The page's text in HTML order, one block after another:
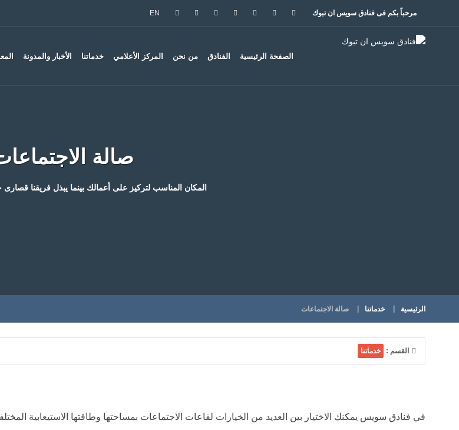
مرحباً بكم فى فنادق سويس ان تبوك EN
الصفحة الرئيسية الفنادق من نحن المركز الأعلامي خدماتنا الأخبار والمدونة
صالة
المكان المناسب لتركيز على أعمالك بينما يبذل فريقنا
الرئيسية خدماتنا صالة الاجتماعات
القسم : خدماتنا
في فنادق سويس يمكنك الاختيار بين العديد من الخيارات لقاعات الاجتماعات بمساحتها وطاقتها الاستيعابية